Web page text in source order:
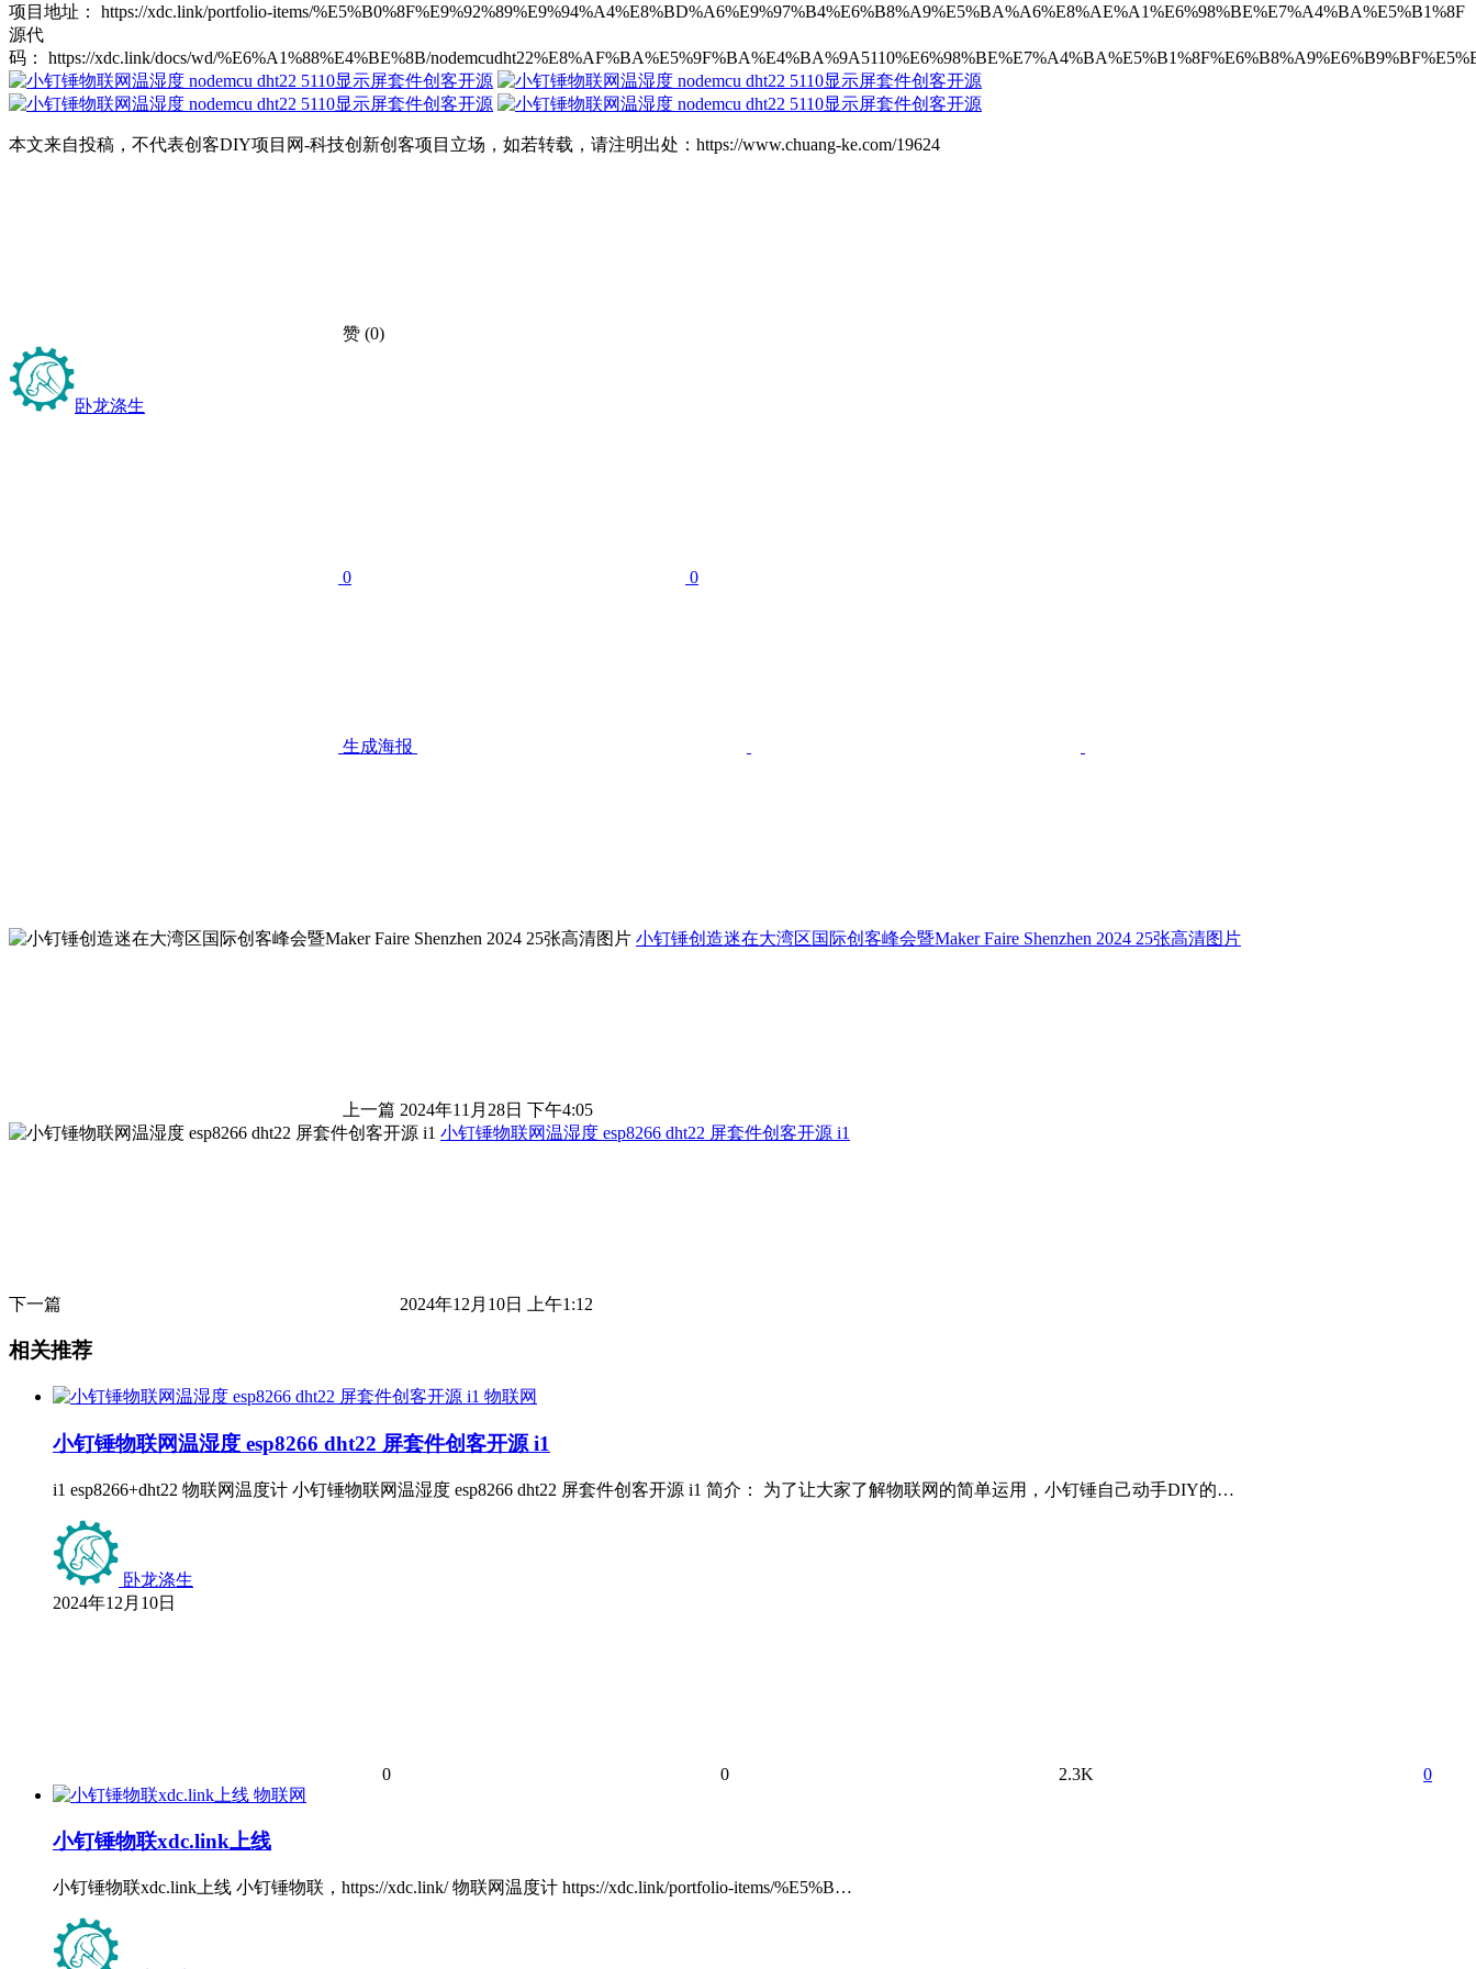
项目地址： https://xdc.link/portfolio-items/%E5%B0%8F%E9%92%89%E9%94%A4%E8%BD%A6%E9%97%B4%E6%B8%A9%E5%BA%A6%E8%AE%A1%E6%98%BE%E7%A4%BA%E5%B1%8F
源代
码： https://xdc.link/docs/wd/%E6%A1%88%E4%BE%8B/
本文来自投稿，不代表创客DIY项目网-科技创新创客项目立场，如若转载，请注明出处：https://www.chuang-ke.com/19624
赞 (0)
卧龙涤生
0 0
生成海报
小钉锤创造迷在大湾区国际创客峰会暨Maker Faire Shenzhen 2024 25张高清图片
上一篇 2024年11月28日 下午4:05
小钉锤物联网温湿度 esp8266 dht22 屏套件创客开源 i1
下一篇 2024年12月10日 上午1:12
相关推荐
物联网
小钉锤物联网温湿度 esp8266 dht22 屏套件创客开源 i1
i1 esp8266+dht22 物联网温度计 小钉锤物联网温湿度 esp8266 dht22 屏套件创客开源 i1 简介： 为了让大家了解物联网的简单运用，小钉锤自己动手DIY的…
卧龙涤生
2024年12月10日
0 0 2.3K
0
物联网
小钉锤物联xdc.link上线
小钉锤物联xdc.link上线 小钉锤物联，https://xdc.link/ 物联网温度计 https://xdc.link/portfolio-items/%E5%B…